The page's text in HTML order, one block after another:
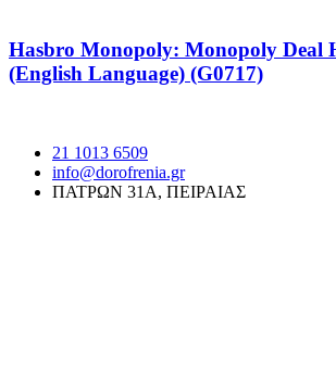
Hasbro Monopoly: Monopoly Deal
(English Language) (G0717)
21 1013 6509
info@dorofrenia.gr
ΠΑΤΡΩΝ 31Α, ΠΕΙΡΑΙΑΣ